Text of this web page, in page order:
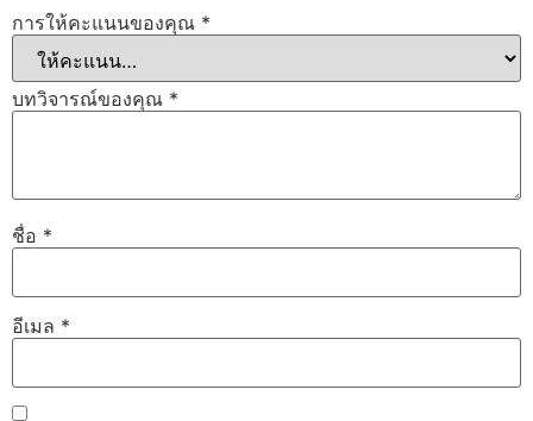
การให้คะแนนของคุณ *
บทวิจารณ์ของคุณ *
ชื่อ *
อีเมล *